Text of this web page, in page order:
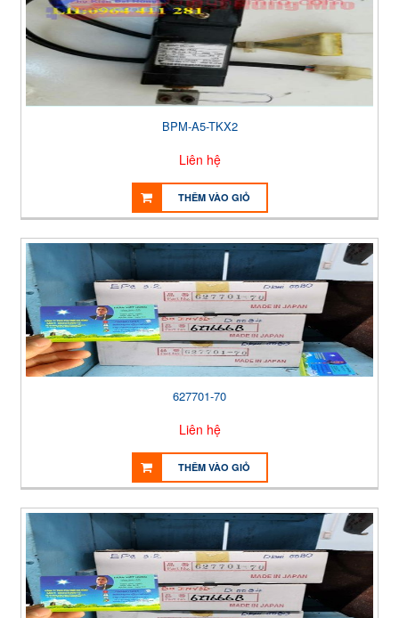
BPM-A5-TKX2
Liên hệ
THÊM VÀO GIỎ
627701-70
Liên hệ
THÊM VÀO GIỎ